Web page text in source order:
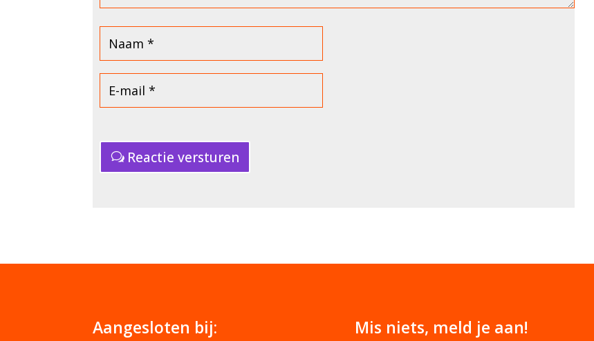
Reactie versturen
Aangesloten bij: Mis niets, meld je aan!